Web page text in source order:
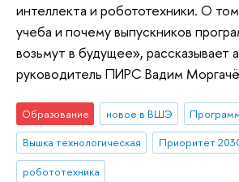
интеллекта и робототехники. О
учеба и почему выпускников
возьмут в будущее», рассказывает
руководитель ПИРС Вадим
Образование новое в ВШЭ
Вышка технологическая
Приоритет
робототехника